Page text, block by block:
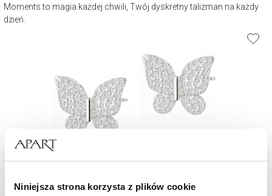
Niniejsza strona korzysta z plików cookie
Moments to magia każdej chwili, Twój dyskretny talizman na każdy
dzień.